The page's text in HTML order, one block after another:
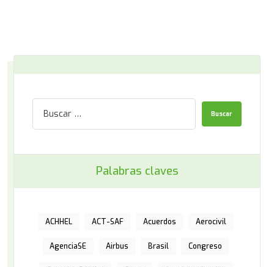
Palabras claves
ACHHEL ACT-SAF Acuerdos Aerocivil
AgenciaSE Airbus Brasil Congreso